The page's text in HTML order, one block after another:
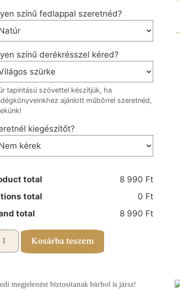
színű fedlappal szeretnéd?
színű derékrésszel kéred?
tapintású szövettel készítjük, ha
ajánlott műbőrrel szeretnéd,
kiegészítőt?
total
8 990 Ft
total
0 Ft
total
8 990 Ft
Kosárba teszem
megjelenést biztosítanak bárhol is jársz!